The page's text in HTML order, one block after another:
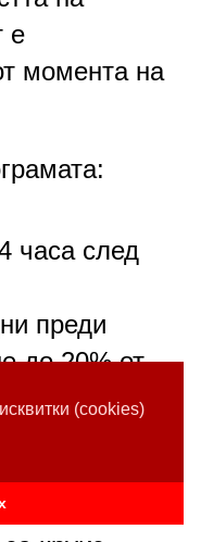
(cookies)
е
момента на
часа след
преди
до 20% от
31 дни